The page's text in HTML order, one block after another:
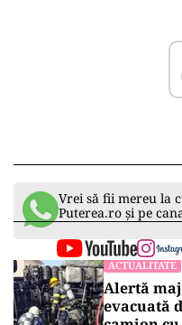
Vrei să fii mereu la
Puterea.ro și pe
ACTUALITATE
Alertă
evacuată